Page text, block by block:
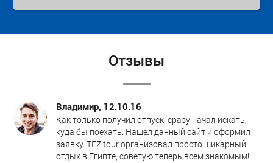
Отзывы
Владимир, 12.10.16
Как только получил отпуск, сразу начал искать,
куда бы поехать. Нашел данный сайт и оформил
заявку. TEZ tour организовал просто шикарный
отдых в Египте, советую теперь всем знакомым!